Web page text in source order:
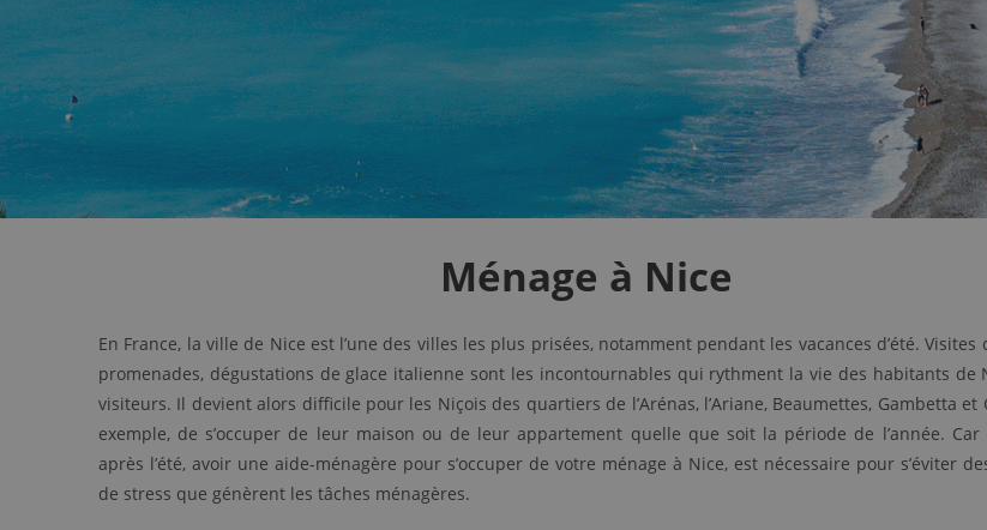
Ménage à Nice
En France, la ville de Nice est l’une des villes les plus prisées, notamment pendant les vacances d’été. Visites
promenades, dégustations de glace italienne sont les incontournables qui rythment la vie des habitants de
visiteurs. Il devient alors difficile pour les Niçois des quartiers de l’Arénas, l’Ariane, Beaumettes, Gambetta et
exemple, de s’occuper de leur maison ou de leur appartement quelle que soit la période de l’année. Car
après l’été, avoir une aide-ménagère pour s’occuper de votre ménage à Nice, est nécessaire pour s’éviter
de stress que génèrent les tâches ménagères.